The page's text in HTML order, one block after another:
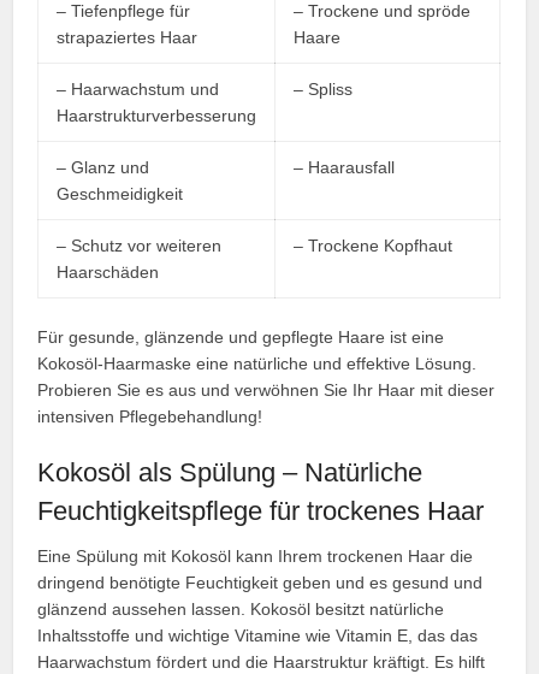
– Tiefenpflege für
strapaziertes Haar
– Trockene und spröde
Haare
– Haarwachstum und
Haarstrukturverbesserung
– Spliss
– Glanz und
Geschmeidigkeit
– Haarausfall
– Schutz vor weiteren
Haarschäden
– Trockene Kopfhaut
Für gesunde, glänzende und gepflegte Haare ist eine
Kokosöl-Haarmaske eine natürliche und effektive Lösung.
Probieren Sie es aus und verwöhnen Sie Ihr Haar mit dieser
intensiven Pflegebehandlung!
Kokosöl als Spülung – Natürliche
Feuchtigkeitspflege für trockenes Haar
Eine Spülung mit Kokosöl kann Ihrem trockenen Haar die
dringend benötigte Feuchtigkeit geben und es gesund und
glänzend aussehen lassen. Kokosöl besitzt natürliche
Inhaltsstoffe und wichtige Vitamine wie Vitamin E, das das
Haarwachstum fördert und die Haarstruktur kräftigt. Es hilft